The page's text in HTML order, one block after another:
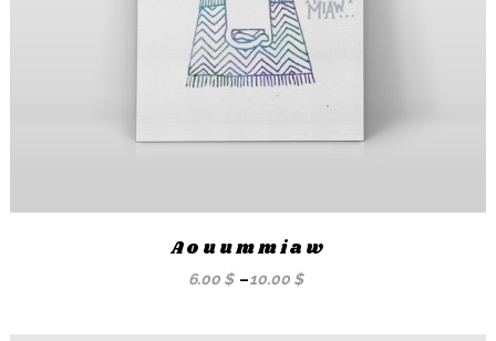
Aouummiaw
6.00 $ –10.00 $